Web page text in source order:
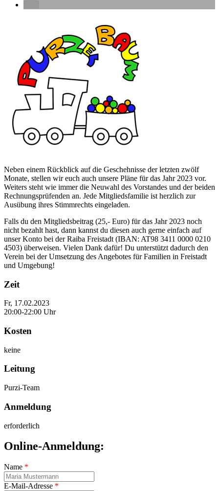
Neben einem Rückblick auf die Geschehnisse der letzten zwölf
Monate, stellen wir euch auch unsere Pläne für das Jahr 2023 vor.
Weiters steht wie immer die Neuwahl des Vorstandes und der beiden
Rechnungsprüfenden an. Jede Mitgliedsfamilie ist herzlich zur
Ausübung ihres Stimmrechts eingeladen.
Falls du den Mitgliedsbeitrag (25,- Euro) für das Jahr 2023 noch
nicht bezahlt hast, dann kannst du diesen auch gerne einfach auf
unser Konto bei der Raiba Freistadt (IBAN: AT98 3411 0000 0210
4503) überweisen. Vielen Dank dafür! Du unterstützt dadurch den
Verein bei der Umsetzung des Angebotes für Familien in Freistadt
und Umgebung!
Zeit
Fr, 17.02.2023
20:00-22:00 Uhr
Kosten
keine
Leitung
Purzi-Team
Anmeldung
erforderlich
Online-Anmeldung:
Name *
E-Mail-Adresse *